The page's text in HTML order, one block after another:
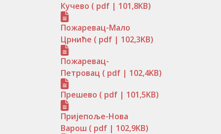
Кучево ( pdf | 101,8KB)
Пожаревац-Мало
Црниће ( pdf | 102,3KB)
Пожаревац-
Петровац ( pdf | 102,4KB)
Прешево ( pdf | 101,5KB)
Пријепоље-Нова
Варош ( pdf | 102,9KB)